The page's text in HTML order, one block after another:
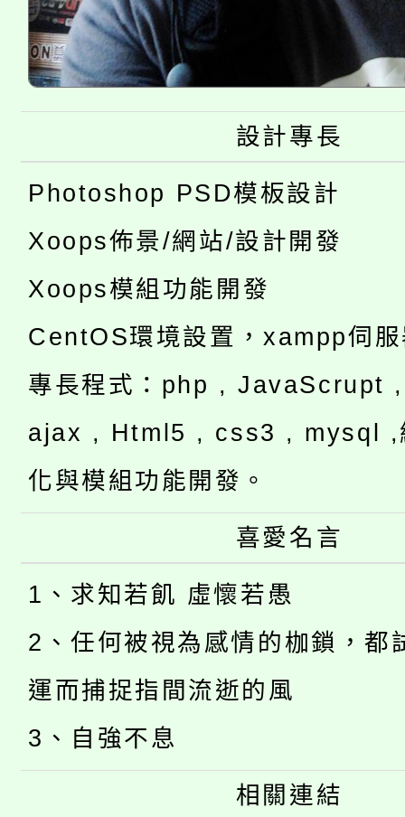
設計專長
Photoshop PSD模板設計
Xoops佈景/網站/設計開發
Xoops模組功能開發
CentOS環境設置，xampp伺
專長程式：php , JavaScrupt
ajax , Html5 , css3 , mysql ,
化與模組功能開發。
喜愛名言
1、求知若飢 虛懷若愚
2、任何被視為感情的枷鎖，都
運而捕捉指間流逝的風
3、自強不息
相關連結